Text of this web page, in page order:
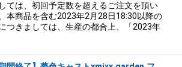
ては、初回予定数を超えるご注文を頂い
本商品を含む2023年2月28日18:30以降の
つきましては、生産の都合上、「2023年